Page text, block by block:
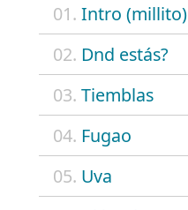
01. Intro (millito)
02. Dnd estás?
03. Tiemblas
04. Fugao
05. Uva